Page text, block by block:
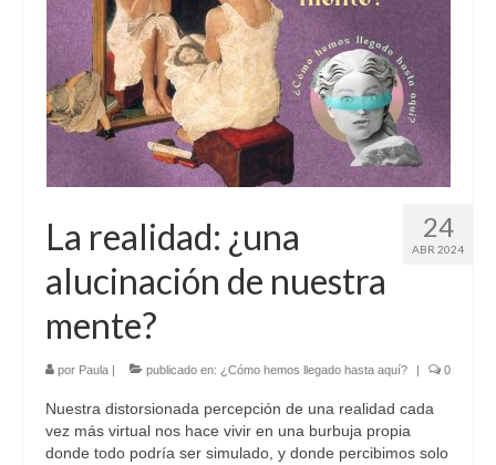
Sobre mí
Contacto
24
ABR 2024
La realidad: ¿una
alucinación de nuestra
mente?
por Paula publicado en: ¿Cómo hemos llegado hasta aquí? 0
Nuestra distorsionada percepción de una realidad cada
vez más virtual nos hace vivir en una burbuja propia
donde todo podría ser simulado, y donde percibimos solo